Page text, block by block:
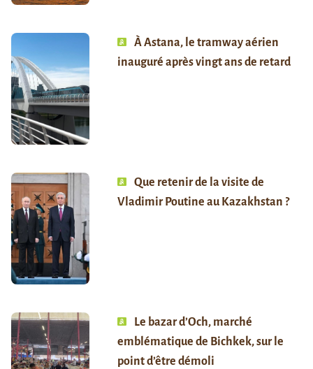
À Astana, le tramway aérien
inauguré après vingt ans de retard
Que retenir de la visite de
Vladimir Poutine au Kazakhstan ?
Le bazar d’Och, marché
emblématique de Bichkek, sur le
point d’être démoli